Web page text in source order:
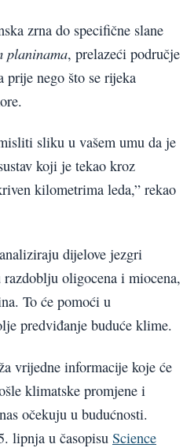
zrna do specifične slane
planinama, prelazeći područje
prije nego što se rijeka
sliku u vašem umu da je
koji je tekao kroz
kilometrima leda,” rekao
dijelove jezgri
oligocena i miocena,
To će pomoći u
predviđanje buduće klime.
vrijedne informacije koje će
klimatske promjene i
očekuju u budućnosti.
lipnja u časopisu Science